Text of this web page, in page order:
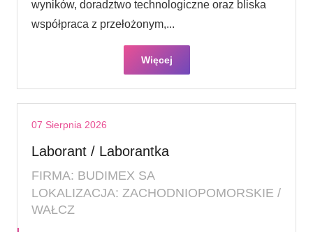
wyników, doradztwo technologiczne oraz bliska
współpraca z przełożonym,...
Więcej
07 Sierpnia 2026
Laborant / Laborantka
FIRMA: BUDIMEX SA
LOKALIZACJA: ZACHODNIOPOMORSKIE /
WAŁCZ